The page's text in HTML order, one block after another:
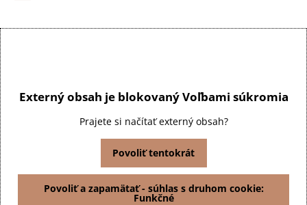
Externý obsah je blokovaný Voľbami súkromia
Prajete si načítať externý obsah?
Povoliť tentokrát
Povoliť a zapamätať - súhlas s druhom cookie:
Funkčné